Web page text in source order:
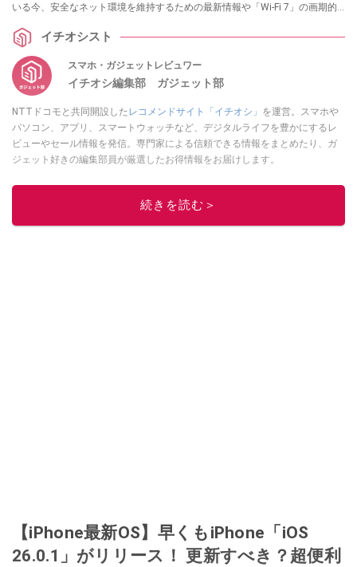
いる今、安全なネット環境を維持するための最新情報や「Wi-Fi 7」の画期的
PLUSでご確認ください。
イチオシスト
スマホ・ガジェットレビュワー
イチオシ編集部 ガジェット部
NTTドコモと共同開設した レコメンドサイト「イチオシ」 を運営。スマホや
パソコン、アプリ、スマートウォッチなど、デジタルライフを豊かにするレ
ビューやセール情報を発信。専門家による信頼できる情報をまとめたり、ガ
ジェット好きの編集部員が厳選したお得情報をお届けします。
このイチオシストの他の記事を読む
続きを読む＞
【iPhone最新OS】早くもiPhone「iOS
26.0.1」がリリース！ 更新すべき？超便利